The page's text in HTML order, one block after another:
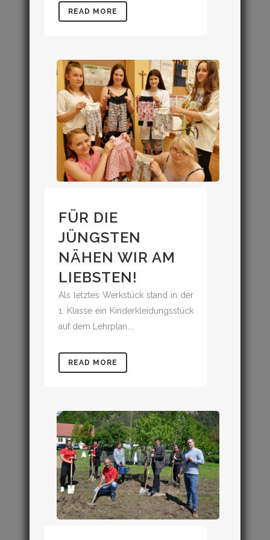
READ MORE
FÜR DIE
JÜNGSTEN
NÄHEN WIR AM
LIEBSTEN!
Als letztes Werkstück stand in der
1. Klasse ein Kinderkleidungsstück
auf dem Lehrplan....
READ MORE